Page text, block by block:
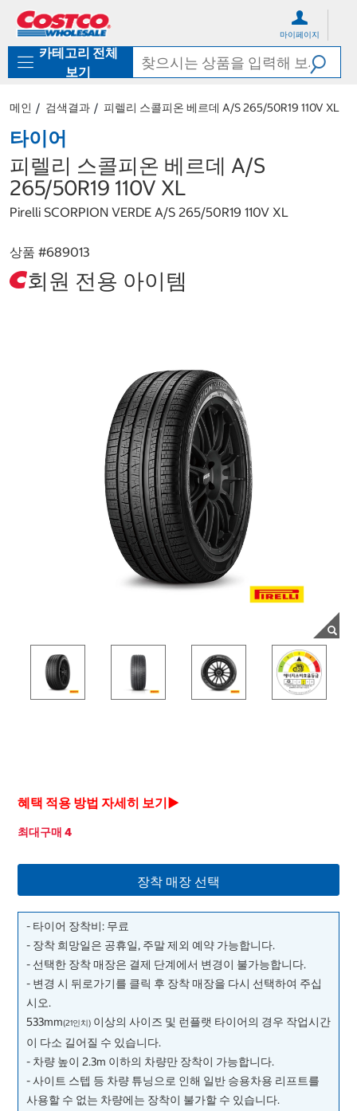
로
기
가
마이페이지
카테고리 전체
보기
메인 검색결과 피렐리 스콜피온 베르데 A/S 265/50R19 110V XL
타이어
피렐리 스콜피온 베르데 A/S
265/50R19 110V XL
Pirelli SCORPION VERDE A/S 265/50R19 110V XL
상품 #689013
회원 전용 아이템
혜택 적용 방법 자세히 보기▶
최대구매 4
장착 매장 선택
- 타이어 장착비: 무료
- 장착 희망일은 공휴일, 주말 제외 예약 가능합니다.
- 선택한 장착 매장은 결제 단계에서 변경이 불가능합니다.
- 변경 시 뒤로가기를 클릭 후 장착 매장을 다시 선택하여 주십
시오.
533mm(21인치) 이상의 사이즈 및 런플랫 타이어의 경우 작업시간
이 다소 길어질 수 있습니다.
- 차량 높이 2.3m 이하의 차량만 장착이 가능합니다.
- 사이트 스텝 등 차량 튜닝으로 인해 일반 승용차용 리프트를
사용할 수 없는 차량에는 장착이 불가할 수 있습니다.